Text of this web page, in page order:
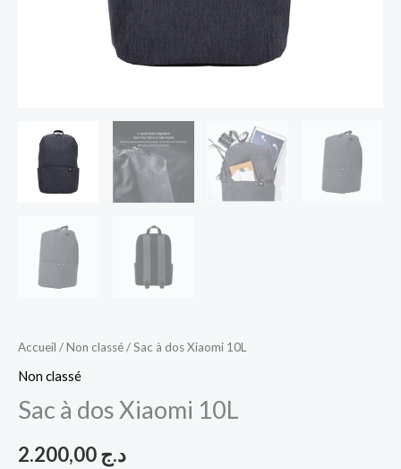
Accueil /Non classé/ Sac à dos Xiaomi 10L
Non classé
Sac à dos Xiaomi 10L
د.ج